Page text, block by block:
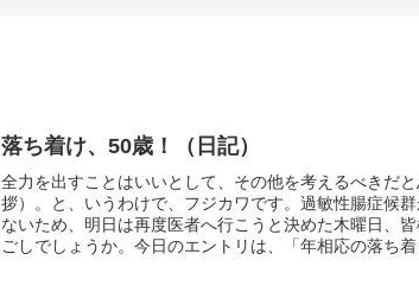
落ち着け、50歳！（日記）
全力を出すことはいいとして、その他を考えるべきだ
拶）。と、いうわけで、フジカワです。過敏性腸症候
ないため、明日は再度医者へ行こうと決めた木曜日、
ごしでしょうか。今日のエントリは、「年相応の落ち